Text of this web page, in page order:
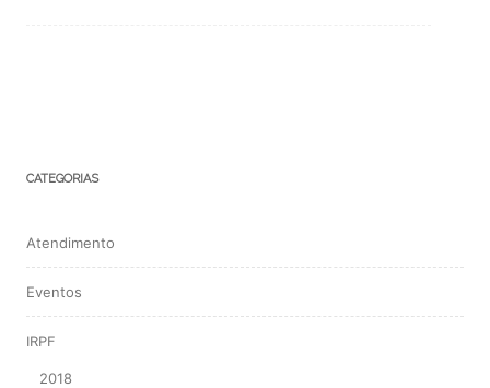
CATEGORIAS
Atendimento
Eventos
IRPF
2018